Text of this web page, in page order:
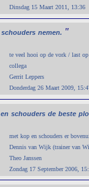
Dinsdag 15 Maart 2011, 13:36
schouders nemen. "
te veel hooi op de vork / last op
collega
Gerrit Leppers
Donderdag 26 Maart 2009,
en schouders de beste
met kop en schouders er
Dennis van Wijk (trainer van
Theo Janssen
Zondag 17 September 2006,